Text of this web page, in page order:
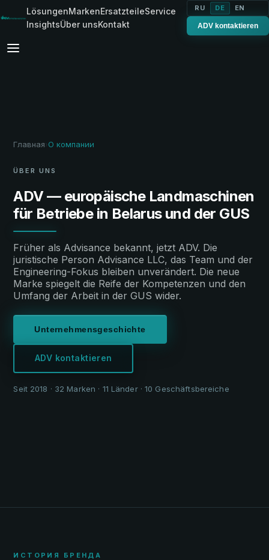
LösungenMarkenErsatzteileService
InsightsÜber unsKontakt
RU DE EN
ADV kontaktieren
Главная› О компании
ÜBER UNS
ADV — europäische Landmaschinen
für Betriebe in Belarus und der GUS
Früher als Advisance bekannt, jetzt ADV. Die
juristische Person Advisance LLC, das Team und der
Engineering-Fokus bleiben unverändert. Die neue
Marke spiegelt die Reife der Kompetenzen und den
Umfang der Arbeit in der GUS wider.
Unternehmensgeschichte
ADV kontaktieren
Seit 2018 · 32 Marken · 11 Länder · 10 Geschäftsbereiche
ИСТОРИЯ БРЕНДА